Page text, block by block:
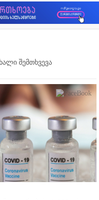
შემთხვევა